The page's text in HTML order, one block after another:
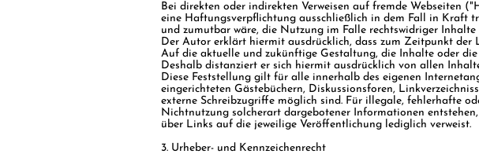
Bei direkten oder indirekten Verweisen auf fremde Webseiten
eine Haftungsverpflichtung ausschließlich in dem Fall in Kraft
und zumutbar wäre, die Nutzung im Falle rechtswidriger Inhalte
Der Autor erklärt hiermit ausdrücklich, dass zum Zeitpunkt der
Auf die aktuelle und zukünftige Gestaltung, die Inhalte oder
Deshalb distanziert er sich hiermit ausdrücklich von allen
Diese Feststellung gilt für alle innerhalb des eigenen
eingerichteten Gästebüchern, Diskussionsforen,
externe Schreibzugriffe möglich sind. Für illegale, fehlerhafte
Nichtnutzung solcherart dargebotener Informationen
über Links auf die jeweilige Veröffentlichung lediglich verweist.
3. Urheber- und Kennzeichenrecht